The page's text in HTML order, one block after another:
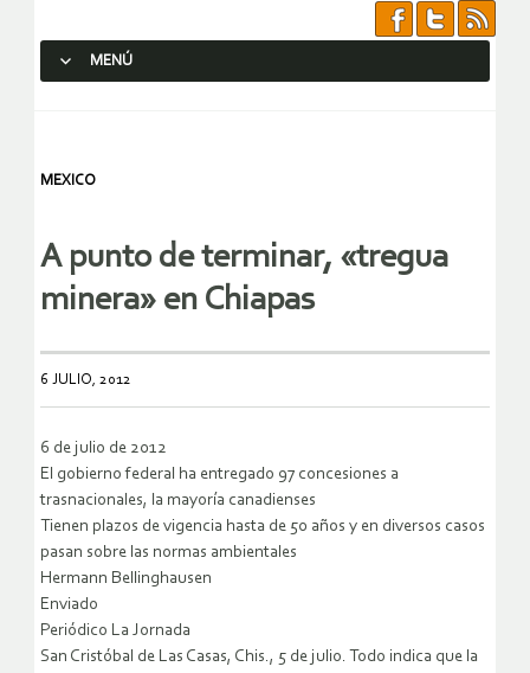
MENÚ
MEXICO
A punto de terminar, «tregua
minera» en Chiapas
6 JULIO, 2012
6 de julio de 2012
El gobierno federal ha entregado 97 concesiones a
trasnacionales, la mayoría canadienses
Tienen plazos de vigencia hasta de 50 años y en diversos casos
pasan sobre las normas ambientales
Hermann Bellinghausen
Enviado
Periódico La Jornada
San Cristóbal de Las Casas, Chis., 5 de julio. Todo indica que la